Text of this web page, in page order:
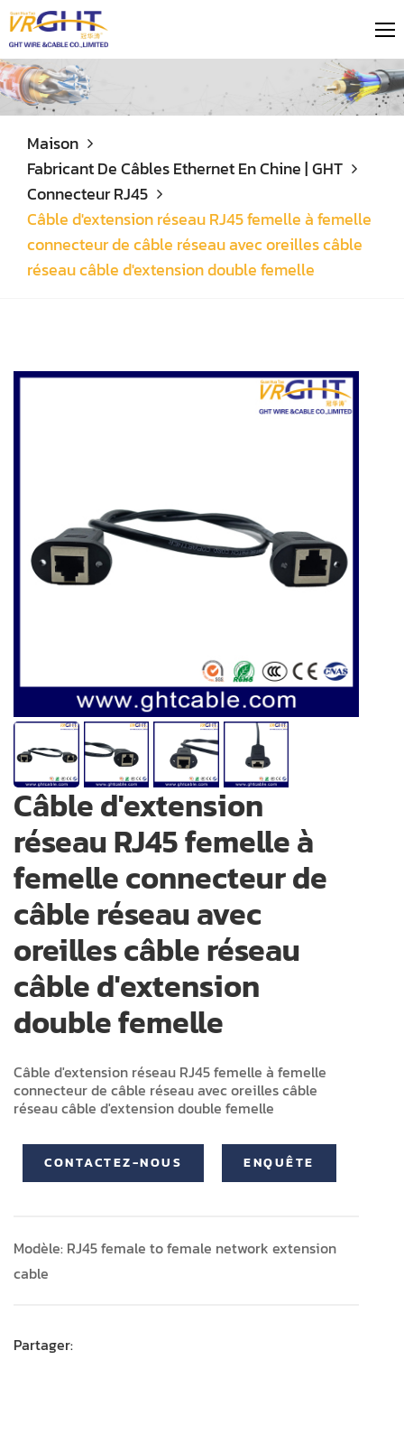
Maison
Fabricant De Câbles Ethernet En Chine | GHT
Connecteur RJ45
Câble d'extension réseau RJ45 femelle à femelle
connecteur de câble réseau avec oreilles câble
réseau câble d'extension double femelle
Câble d'extension
réseau RJ45 femelle à
femelle connecteur de
câble réseau avec
oreilles câble réseau
câble d'extension
double femelle
Câble d'extension réseau RJ45 femelle à femelle
connecteur de câble réseau avec oreilles câble
réseau câble d'extension double femelle
CONTACTEZ-NOUS ENQUÊTE
Modèle: RJ45 female to female network extension
cable
Partager: